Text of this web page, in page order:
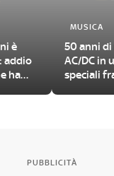
è
addio
ha
MUSICA
50 anni
AC/DC in
speciali
PUBBLICITÀ